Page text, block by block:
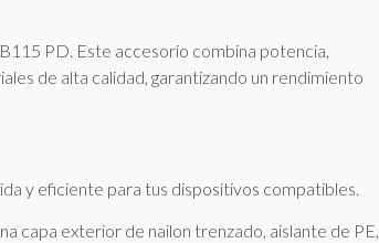
PD. Este accesorio combina potencia,
de alta calidad, garantizando un rendimiento
y eficiente para tus dispositivos compatibles.
capa exterior de nailon trenzado, aislante de PE,